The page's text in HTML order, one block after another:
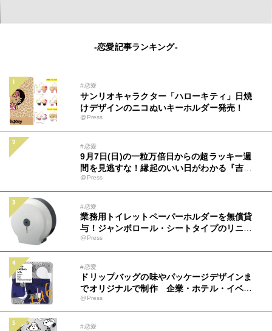
-恋愛記事ランキング-
#恋愛
サンリオキャラクター「ハローキティ」日焼
けデザインのニコぬいキーホルダー発売！
@Press
#恋愛
9月7日(日)の一粒万倍日からの超ラッキー週
間を見逃すな！縁起のいい日がわかる『吉日
カレンダー2025年8月版』をziredが無料ダ
ウンロード配布開始！
@Press
#恋愛
業務用トイレットペーパーホルダーを無償貸
与！ジャンボロール・シートタイプのリニュ
ーアルに伴い実施を決定
@Press
#恋愛
ドリップバッグの味やパッケージデザインま
でオリジナルで制作 企業・ホテル・イベン
ト。推し活等向けに制作サービスを本格展開
@Press
#恋愛